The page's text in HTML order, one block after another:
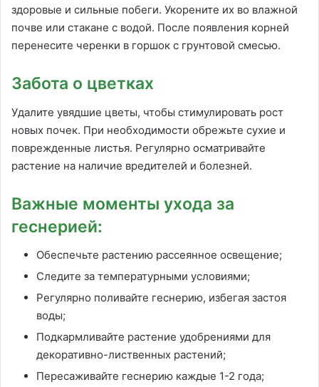
здоровые и сильные побеги. Укорените их во влажной
почве или стакане с водой. После появления корней
перенесите черенки в горшок с грунтовой смесью.
Забота о цветках
Удалите увядшие цветы, чтобы стимулировать рост
новых почек. При необходимости обрежьте сухие и
поврежденные листья. Регулярно осматривайте
растение на наличие вредителей и болезней.
Важные моменты ухода за
геснерией:
Обеспечьте растению рассеянное освещение;
Следите за температурными условиями;
Регулярно поливайте геснерию, избегая застоя
воды;
Подкармливайте растение удобрениями для
декоративно-лиственных растений;
Пересаживайте геснерию каждые 1-2 года;